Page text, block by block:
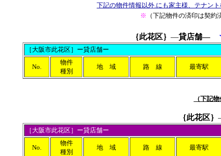
下記の物件情報以外.にも家主様、テナン
※
（下記物件の済印は契約
｛此花区｝ ―貸店舗―
［大阪市此花区］ー貸店舗ー
No.
物件
種別
地 域 路 線 最寄駅
（下記
｛此花区｝
［ 大阪市此花区］ー貸店舗ー
No.
物件
種別
地 域 路 線 最寄駅